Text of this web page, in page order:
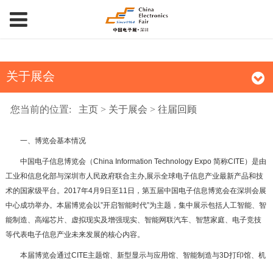
关于展会
您当前的位置: 主页> 关于展会 > 往届回顾
一、博览会基本情况
中国电子信息博览会（China Information Technology Expo 简称CITE）是由
工业和信息化部与深圳市人民政府联合主办,展示全球电子信息产业最新产品和技
术的国家级平台。2017年4月9日至11日，第五届中国电子信息博览会在深圳会展
中心成功举办。本届博览会以”开启智能时代”为主题，集中展示包括人工智能、智
能制造、高端芯片、虚拟现实及增强现实、智能网联汽车、智慧家庭、电子竞技
等代表电子信息产业未来发展的核心内容。
本届博览会通过CITE主题馆、新型显示与应用馆、智能制造与3D打印馆、机